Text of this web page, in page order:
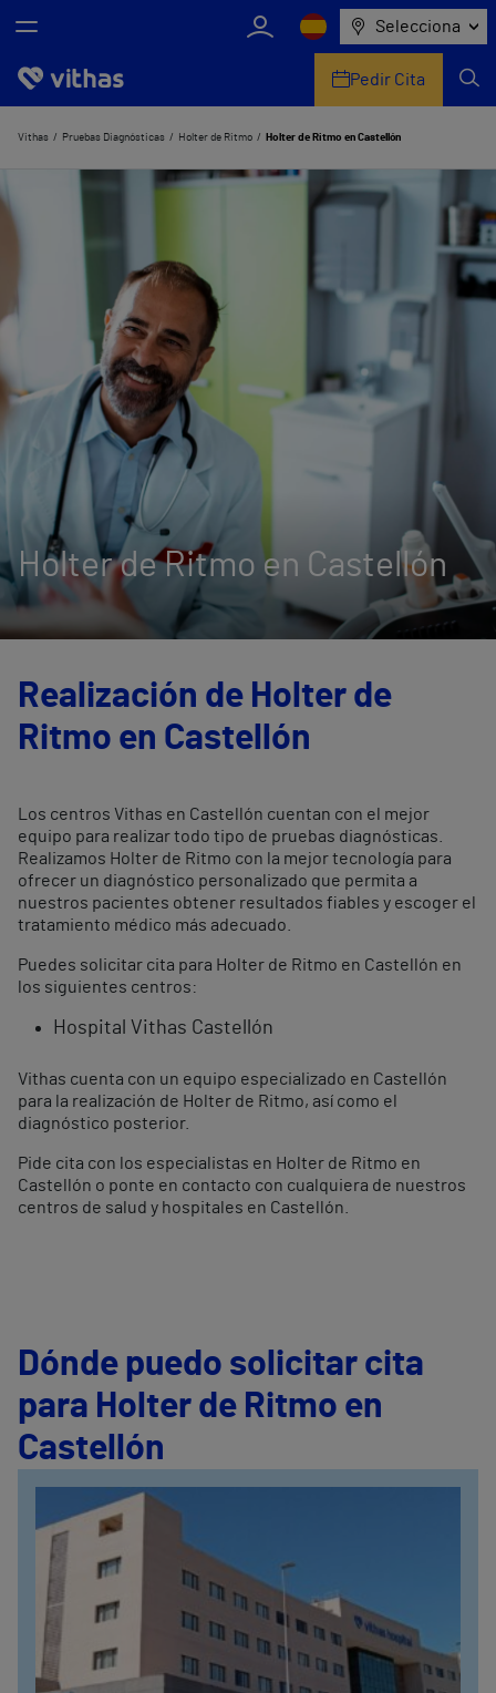
Selecciona
Nosotros
Equipo médico y asistencial
Información útil
Comunicación
Pedir Cita
Vithas Pruebas Diagnósticas Holter de Ritmo Holter de Ritmo en Castellón
Holter de Ritmo en Castellón
Realización de Holter de
Ritmo en Castellón
Los centros Vithas en Castellón cuentan con el mejor
equipo para realizar todo tipo de pruebas diagnósticas.
Realizamos Holter de Ritmo con la mejor tecnología para
ofrecer un diagnóstico personalizado que permita a
nuestros pacientes obtener resultados fiables y escoger el
tratamiento médico más adecuado.
Puedes solicitar cita para Holter de Ritmo en Castellón en
los siguientes centros:
Hospital Vithas Castellón
Vithas cuenta con un equipo especializado en Castellón
para la realización de Holter de Ritmo, así como el
diagnóstico posterior.
Pide cita con los especialistas en Holter de Ritmo en
Castellón o ponte en contacto con cualquiera de nuestros
centros de salud y hospitales en Castellón.
Dónde puedo solicitar cita
para Holter de Ritmo en
Castellón